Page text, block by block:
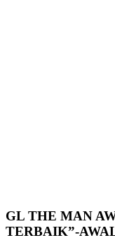
GL THE MAN
TERBAIK”-